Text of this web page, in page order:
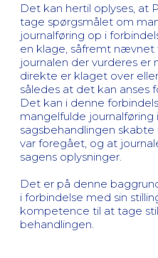
Det kan hertil oplyses,
tage spørgsmålet om
journalføring op i
en klage, såfremt nævnet
journalen der vurderes
direkte er klaget over
således at det kan anses
Det kan i denne
mangelfulde journalføring
sagsbehandlingen
var foregået, og at
sagens oplysninger.
Det er på denne
i forbindelse med sin
kompetence til at tage
behandlingen.